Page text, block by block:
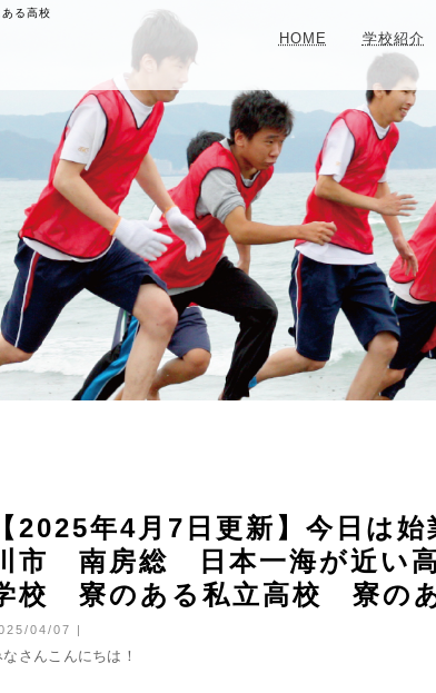
る高校
HOME 学校紹介
【2025年4月7日更新】今日は
市 南房総 日本一海が近い
校 寮のある私立高校 寮の
04/07 |
なさんこんにちは！